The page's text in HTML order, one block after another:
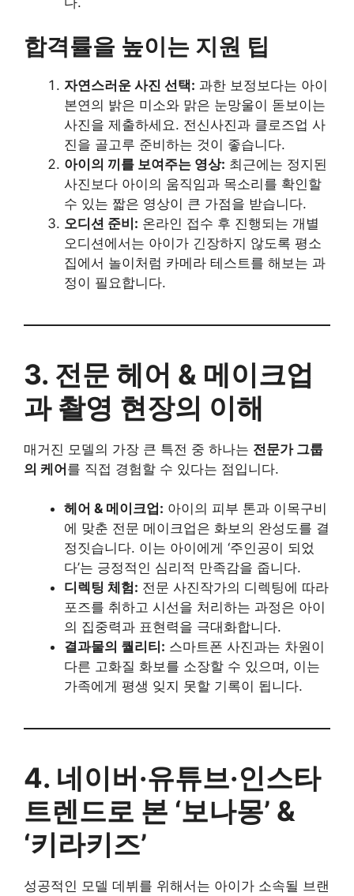
합격률을 높이는 지원 팁
자연스러운 사진 선택: 과한 보정보다는 아이
본연의 밝은 미소와 맑은 눈망울이 돋보이는
사진을 제출하세요. 전신사진과 클로즈업 사
진을 골고루 준비하는 것이 좋습니다.
아이의 끼를 보여주는 영상: 최근에는 정지된
사진보다 아이의 움직임과 목소리를 확인할
수 있는 짧은 영상이 큰 가점을 받습니다.
오디션 준비: 온라인 접수 후 진행되는 개별
오디션에서는 아이가 긴장하지 않도록 평소
집에서 놀이처럼 카메라 테스트를 해보는 과
정이 필요합니다.
3. 전문 헤어 & 메이크업
과 촬영 현장의 이해
매거진 모델의 가장 큰 특전 중 하나는 전문가 그룹
의 케어를 직접 경험할 수 있다는 점입니다.
헤어 & 메이크업: 아이의 피부 톤과 이목구비
에 맞춘 전문 메이크업은 화보의 완성도를 결
정짓습니다. 이는 아이에게 ‘주인공이 되었
다’는 긍정적인 심리적 만족감을 줍니다.
디렉팅 체험: 전문 사진작가의 디렉팅에 따라
포즈를 취하고 시선을 처리하는 과정은 아이
의 집중력과 표현력을 극대화합니다.
결과물의 퀄리티: 스마트폰 사진과는 차원이
다른 고화질 화보를 소장할 수 있으며, 이는
가족에게 평생 잊지 못할 기록이 됩니다.
4. 네이버·유튜브·인스타
트렌드로 본 ‘보나몽’ &
‘키라키즈’
성공적인 모델 데뷔를 위해서는 아이가 소속될 브랜